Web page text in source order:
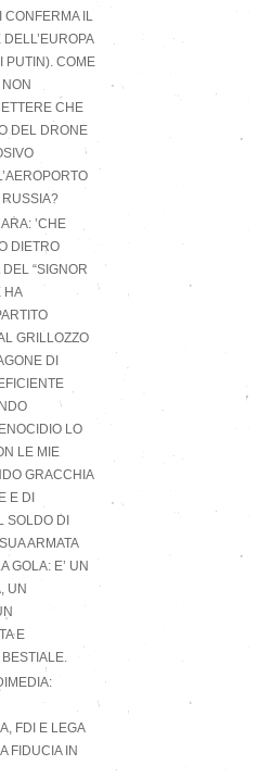
CONFERMA IL
PUTIN). COME
CHE
DEL DRONE
RUSSIA?
’CHE
DIETRO
DEL “SIGNOR
HA
GRILLOZZO
DI
LO
LE MIE
GRACCHIA
E DI
SOLDO DI
ARMATA
GOLA: E’ UN
UN
E
FDI E LEGA
FIDUCIA IN